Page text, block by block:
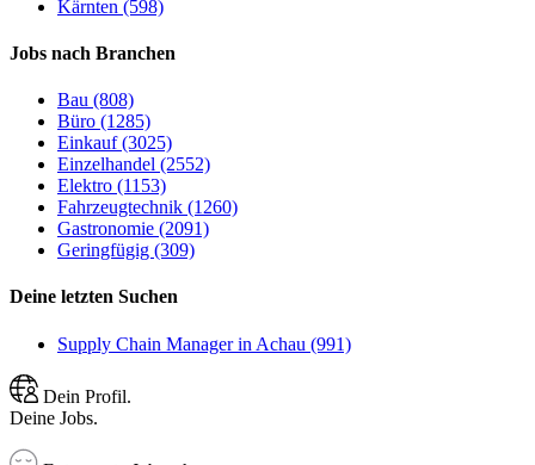
Kärnten (598)
Jobs nach Branchen
Bau (808)
Büro (1285)
Einkauf (3025)
Einzelhandel (2552)
Elektro (1153)
Fahrzeugtechnik (1260)
Gastronomie (2091)
Geringfügig (309)
Deine letzten Suchen
Supply Chain Manager in Achau (991)
Dein Profil.
Deine Jobs.